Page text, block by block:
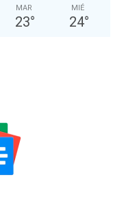
MAR
23°
MIÉ
24°